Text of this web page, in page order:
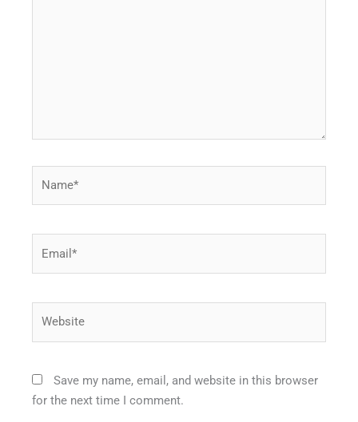
Save my name, email, and website in this browser
for the next time I comment.